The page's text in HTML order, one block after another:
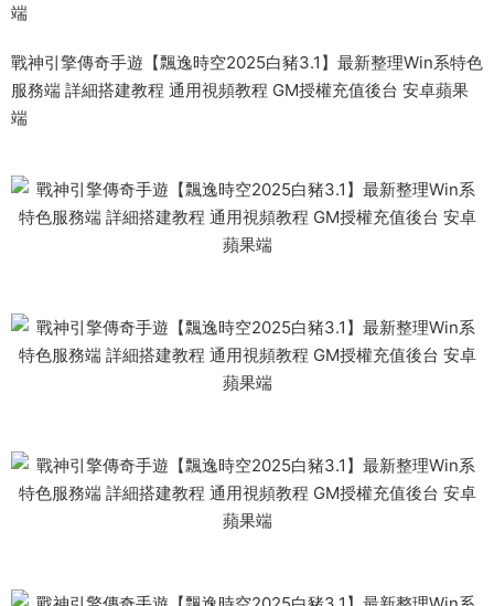
端
戰神引擎傳奇手遊【飄逸時空2025白豬3.1】最新整理Win系特色
服務端 詳細搭建教程 通用視頻教程 GM授權充值後台 安卓蘋果
端